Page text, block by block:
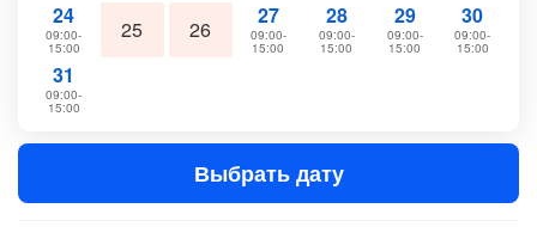
24
09:00-
15:00
25 26
27
09:00-
15:00
28
09:00-
15:00
29
09:00-
15:00
30
09:00-
15:00
31
09:00-
15:00
Выбрать дату